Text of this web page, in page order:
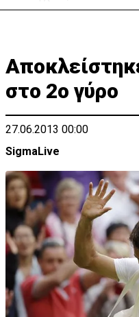
στο 2ο γύρο
27.06.2013 00:00
SigmaLive